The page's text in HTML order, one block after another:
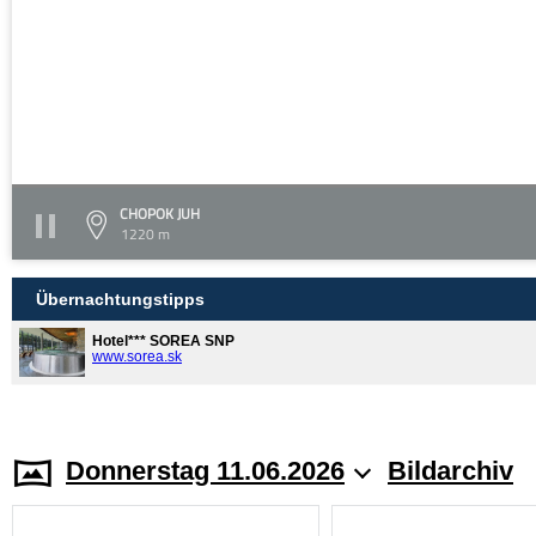
CHOPOK JUH
1220 m
Übernachtungstipps
Hotel*** SOREA SNP
www.sorea.sk
Donnerstag 11.06.2026 Bildarchiv